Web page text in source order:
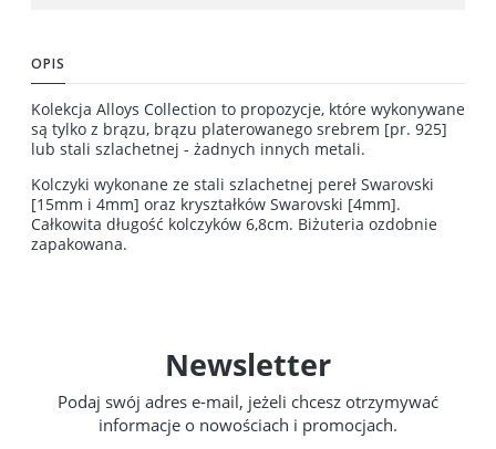
OPIS
Kolekcja Alloys Collection to propozycje, które wykonywane
są tylko z brązu, brązu platerowanego srebrem [pr. 925]
lub stali szlachetnej - żadnych innych metali.
Kolczyki wykonane ze stali szlachetnej pereł Swarovski
[15mm i 4mm] oraz kryształków Swarovski [4mm].
Całkowita długość kolczyków 6,8cm. Biżuteria ozdobnie
zapakowana.
Newsletter
Podaj swój adres e-mail, jeżeli chcesz otrzymywać
informacje o nowościach i promocjach.